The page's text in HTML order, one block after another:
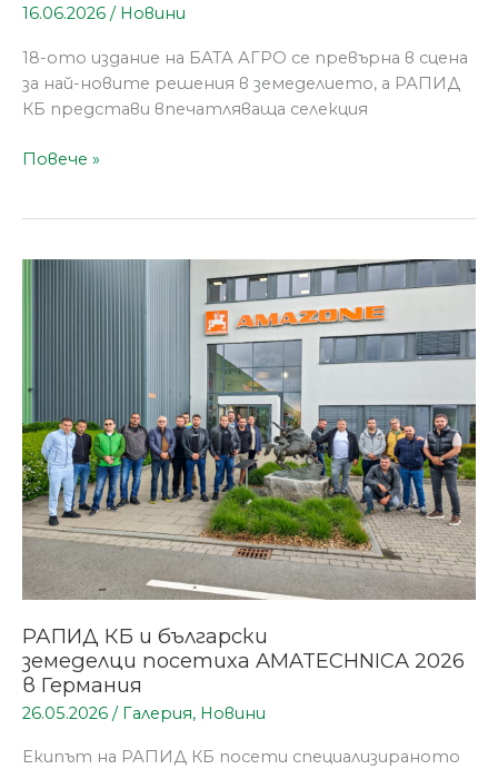
16.06.2026 / Новини
18-ото издание на БАТА АГРО се превърна в сцена
за най-новите решения в земеделието, а РАПИД
КБ представи впечатляваща селекция
Повече »
РАПИД КБ и български
земеделци посетиха AMATECHNICA 2026
в Германия
26.05.2026 / Галерия, Новини
Eкипът на РАПИД КБ посети специализираното
земеделци посетиха AMATECHNICA
Германия